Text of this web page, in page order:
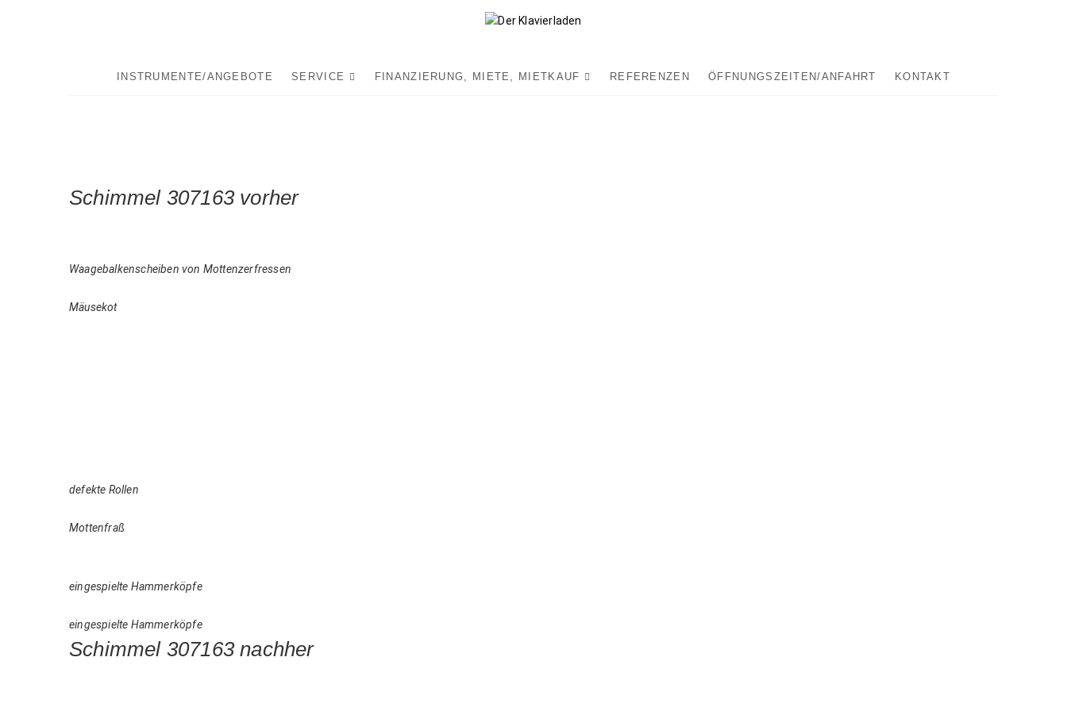
Der Klavierladen
INSTRUMENTE/ANGEBOTE SERVICE FINANZIERUNG, MIETE, MIETKAUF REFERENZEN ÖFFNUNGSZEITEN/ANFAHRT KONTAKT
Schimmel 307163 vorher
Waagebalkenscheiben von Mottenzerfressen
Mäusekot
defekte Rollen
Mottenfraß
eingespielte Hammerköpfe
eingespielte Hammerköpfe
Schimmel 307163 nachher